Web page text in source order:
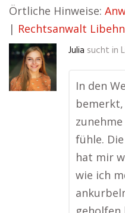
Örtliche Hinweise:
| Rechtsanwalt
Julia sucht in
In den
fühle.
hat mir
wie ich